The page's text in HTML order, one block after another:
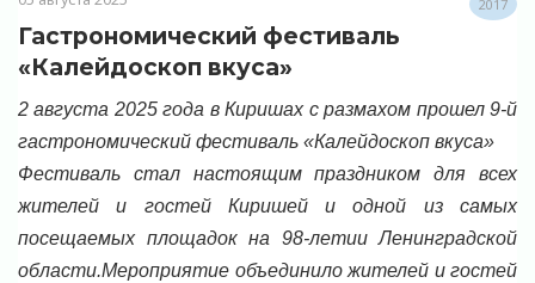
2017
Гастрономический фестиваль
«Калейдоскоп вкуса»
2 августа 2025 года в Киришах с размахом прошел 9-й
гастрономический фестиваль «Калейдоскоп вкуса»
Фестиваль стал настоящим праздником для всех
жителей и гостей Киришей и одной из самых
посещаемых площадок на 98-летии Ленинградской
области.Мероприятие объединило жителей и гостей